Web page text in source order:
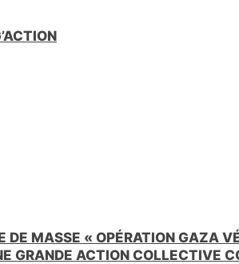
DE MASSE « OPÉRATION GAZA
GRANDE ACTION COLLECTIVE